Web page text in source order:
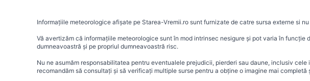
Informațiile meteorologice afișate pe Starea-Vremii.ro sunt furnizate de catre sursa externe si
Vă avertizăm că informațiile meteorologice sunt în mod intrinsec nesigure și pot varia în
dumneavoastră și pe propriul dumneavoastră risc.
Nu ne asumăm responsabilitatea pentru eventualele prejudicii, pierderi sau daune, inclusiv
recomandăm să consultați și să verificați multiple surse pentru a obține o imagine mai